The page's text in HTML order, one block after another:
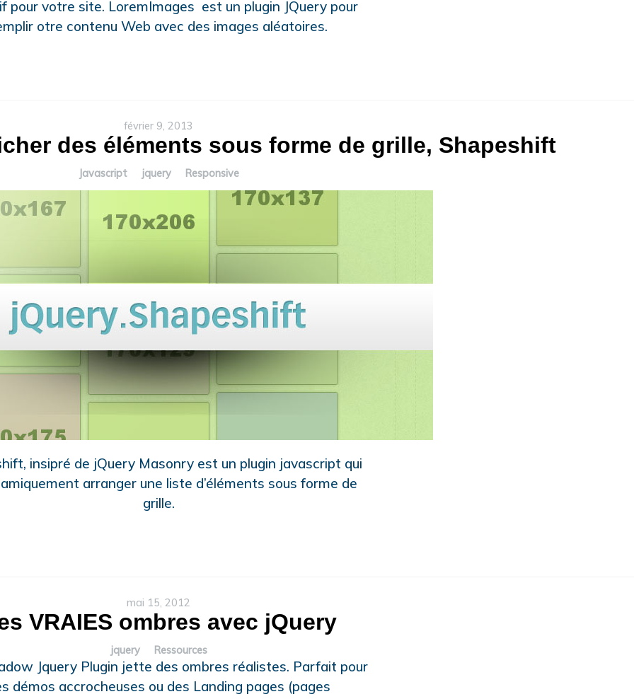
pour votre site. LoremImages est un plugin JQuery pour
otre contenu Web avec des images aléatoires.
février 9, 2013
des éléments sous forme de grille, Shapeshift
Javascript jquery Responsive
insipré de jQuery Masonry est un plugin javascript qui
arranger une liste d’éléments sous forme de
grille.
mai 15, 2012
VRAIES ombres avec jQuery
jquery Ressources
Jquery Plugin jette des ombres réalistes. Parfait pour
démos accrocheuses ou des Landing pages (pages